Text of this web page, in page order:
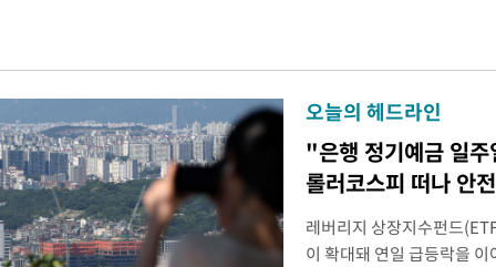
오늘의 헤드라인
"은행 정기예금 일
롤러코스피 떠나 안
레버리지 상장지수펀드
이 확대돼 연일 급등락을